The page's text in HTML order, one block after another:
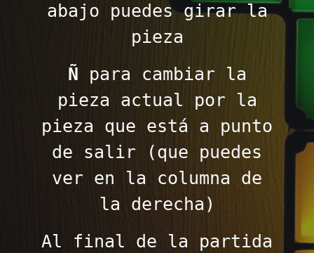
abajo puedes girar la
pieza
Ñ para cambiar la
pieza actual por la
pieza que está a punto
de salir (que puedes
ver en la columna de
la derecha)
Al final de la partida